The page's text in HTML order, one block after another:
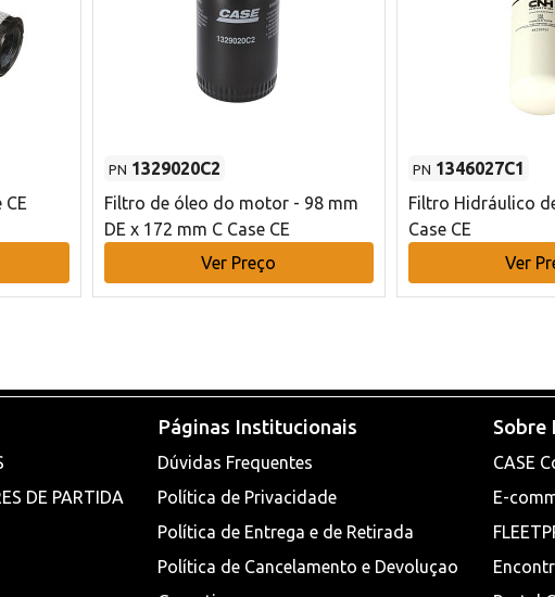
PN 1329020C2
Filtro de óleo do motor - 98 mm
DE x 172 mm C Case CE
Ver Preço
PN 1346027C1
Filtro Hidráulico
Case CE
Ver
DE PARTIDA
Páginas Institucionais
Dúvidas Frequentes
Política de Privacidade
Política de Entrega e de Retirada
Política de Cancelamento e Devoluçao
Sobre
CASE
E-